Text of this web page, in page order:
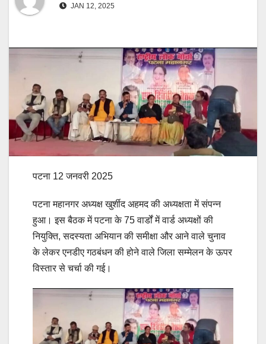
JAN 12, 2025
पटना 12 जनवरी 2025
पटना महानगर अध्यक्ष खुर्शीद अहमद की अध्यक्षता में संपन्न
हुआ। इस बैठक में पटना के 75 वार्डों में वार्ड अध्यक्षों की
नियुक्ति, सदस्यता अभियान की समीक्षा और आने वाले चुनाव
के लेकर एनडीए गठबंधन की होने वाले जिला सम्मेलन के ऊपर
विस्तार से चर्चा की गई।